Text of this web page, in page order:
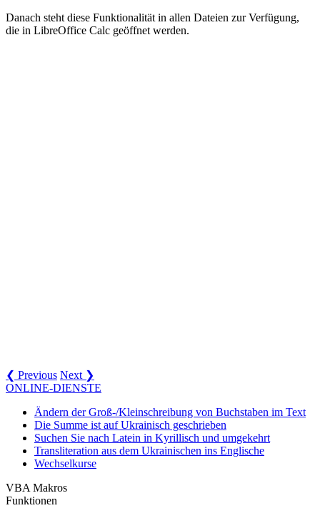
Danach steht diese Funktionalität in allen Dateien zur Verfügung,
die in LibreOffice Calc geöffnet werden.
❮ Previous Next ❯
ONLINE-DIENSTE
Ändern der Groß-/Kleinschreibung von Buchstaben im Text
Die Summe ist auf Ukrainisch geschrieben
Suchen Sie nach Latein in Kyrillisch und umgekehrt
Transliteration aus dem Ukrainischen ins Englische
Wechselkurse
VBA Makros
Funktionen